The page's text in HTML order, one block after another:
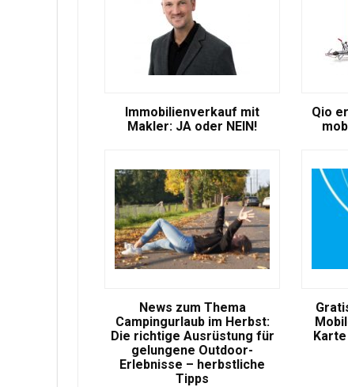
Immobilienverkauf mit
Makler: JA oder NEIN!
Qio
News zum Thema
Campingurlaub im Herbst:
Die richtige Ausrüstung für
gelungene Outdoor-
Erlebnisse – herbstliche
Tipps